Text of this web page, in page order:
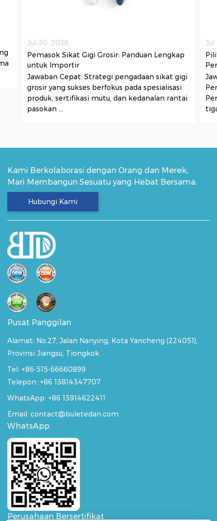
Jul 30, 2026
Pemasok Sikat Gigi Grosir: Panduan Lengkap
untuk Importir
Jawaban Cepat: Strategi pengadaan sikat gigi
grosir yang sukses berfokus pada spesialisasi
produk, sertifikasi mutu, dan kedanalan rantai
pasokan ...
Jul
Kami Berkolaborasi dengan Orang dan Merek;
Mari Membangun Sesuatu yang Hebat Bersama.
Hubungi Kami
Pusat Panggilan
Alamat: No.27, Jalan Nanying, Kota Yancheng (224051),
Provinsi Jiangsu, Tiongkok
Tel: +86-515-66660899
Telepon: +86 13814347707
WhatsApp: +86 13914622411
Email: contact@buletedan.com
WhatsApp
Perusahaan Bersertifikat